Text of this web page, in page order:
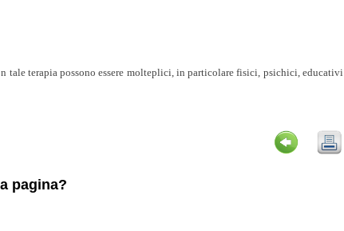
tale terapia possono essere molteplici, in particolare fisici, psichici, educativi
pagina?